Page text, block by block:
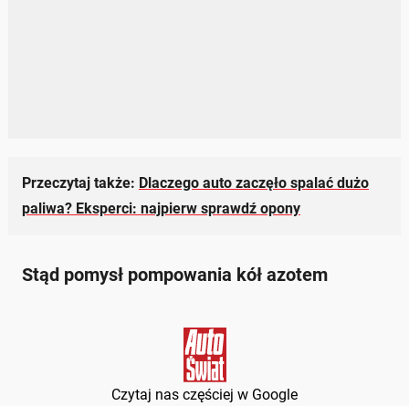
Przeczytaj także: Dlaczego auto zaczęło spalać dużo
paliwa? Eksperci: najpierw sprawdź opony
Stąd pomysł pompowania kół azotem
Czytaj nas częściej w Google